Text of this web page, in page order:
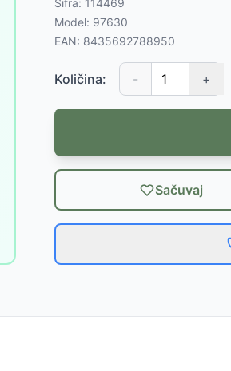
Šifra: 114469
Model: 97630
EAN: 8435692788950
Količina: - +
Sačuvaj